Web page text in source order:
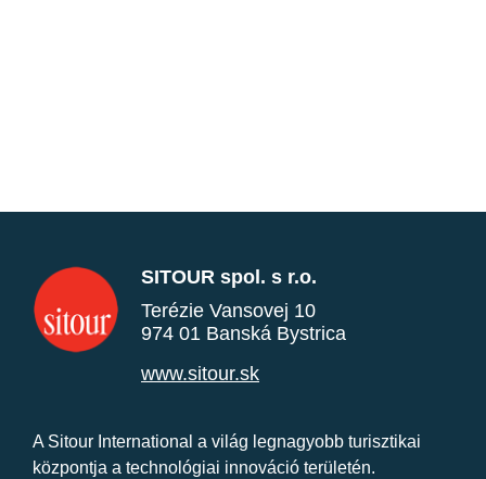
SITOUR spol. s r.o.
Terézie Vansovej 10
974 01 Banská Bystrica
www.sitour.sk
A Sitour International a világ legnagyobb turisztikai
központja a technológiai innováció területén.